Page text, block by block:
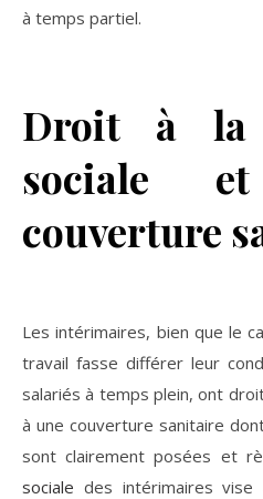
à temps partiel.
Droit à la
sociale
couverture
Les intérimaires, bien que le
travail fasse différer leur
salariés à temps plein, ont
à une couverture sanitaire
sont clairement posées et
sociale des intérimaires